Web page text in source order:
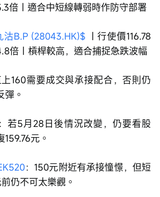
倍｜適合中短線轉弱時作防守部署
B.P (28043.HK)$ ｜行使價116.78
倍｜槓桿較高，適合捕捉急跌波幅
上160需要成交與承接配合，否則仍
彈。
：若5月28日後情況改變，仍要看股
元。
：150元附近有承接憧憬，但短
仍不可太樂觀。